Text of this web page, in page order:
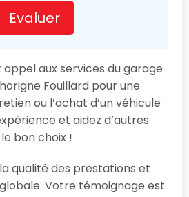
Evaluer
appel aux services du garage
Fouillard pour une
ou l’achat d’un véhicule
et aidez d’autres
bon choix !
la qualité des prestations et
Votre témoignage est